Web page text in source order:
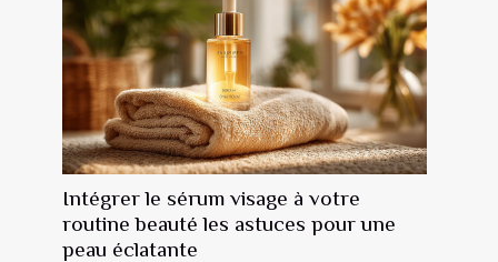
Intégrer le sérum visage à votre
routine beauté les astuces pour une
peau éclatante